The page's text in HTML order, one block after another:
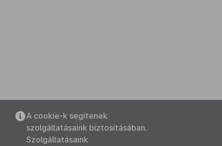
A cookie-k segítenek
szolgáltatásaink biztosításában.
Szolgáltatásaink